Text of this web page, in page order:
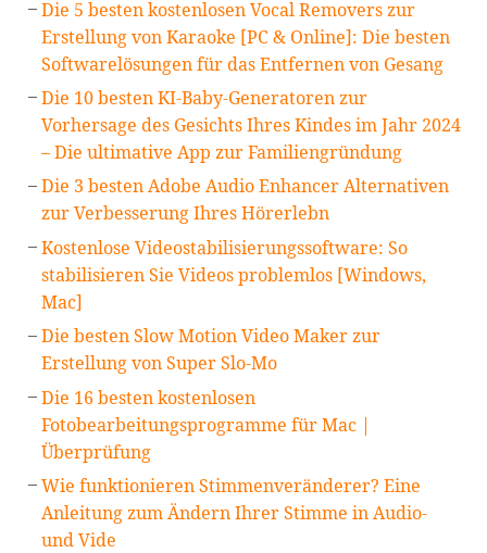
Die 5 besten kostenlosen Vocal Removers zur
Erstellung von Karaoke [PC & Online]: Die besten
Softwarelösungen für das Entfernen von Gesang
Die 10 besten KI-Baby-Generatoren zur
Vorhersage des Gesichts Ihres Kindes im Jahr 2024
– Die ultimative App zur Familiengründung
Die 3 besten Adobe Audio Enhancer Alternativen
zur Verbesserung Ihres Hörerlebn
Kostenlose Videostabilisierungssoftware: So
stabilisieren Sie Videos problemlos [Windows,
Mac]
Die besten Slow Motion Video Maker zur
Erstellung von Super Slo-Mo
Die 16 besten kostenlosen
Fotobearbeitungsprogramme für Mac |
Überprüfung
Wie funktionieren Stimmenveränderer? Eine
Anleitung zum Ändern Ihrer Stimme in Audio-
und Vide